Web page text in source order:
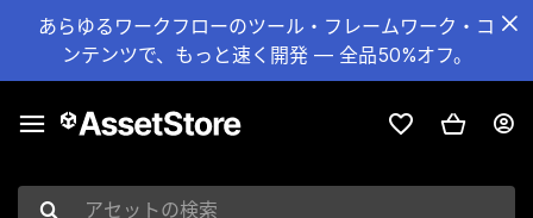
あらゆるワークフローのツール・フレームワーク・コ
ンテンツで、もっと速く開発 — 全品50%オフ。